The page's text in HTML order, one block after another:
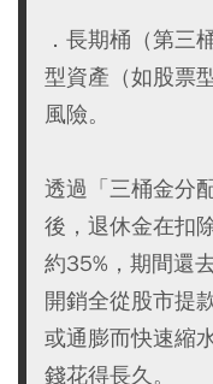
．長期桶（第三
型資產（如股票
風險。
透過「三桶金分
後，退休金在扣
約35%，期間還
開銷全從股市提
或通膨而快速縮
錢花得長久。